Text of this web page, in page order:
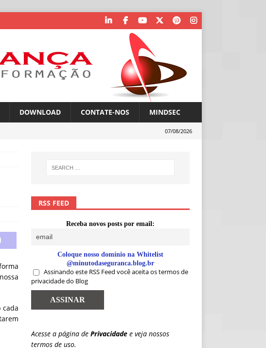
DOWNLOAD CONTATE-NOS MINDSEC
07/08/2026
RSS FEED
Receba novos posts por email:
Coloque nosso domínio na Whitelist
@minutodaseguranca.blog.br
Assinando este RSS Feed você aceita os termos de
privacidade do Blog
Acesse a página de Privacidade e veja nossos
termos de uso.